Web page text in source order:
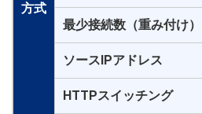
方式
最少接続数（重み付け）
ソースIPアドレス
HTTPスイッチング